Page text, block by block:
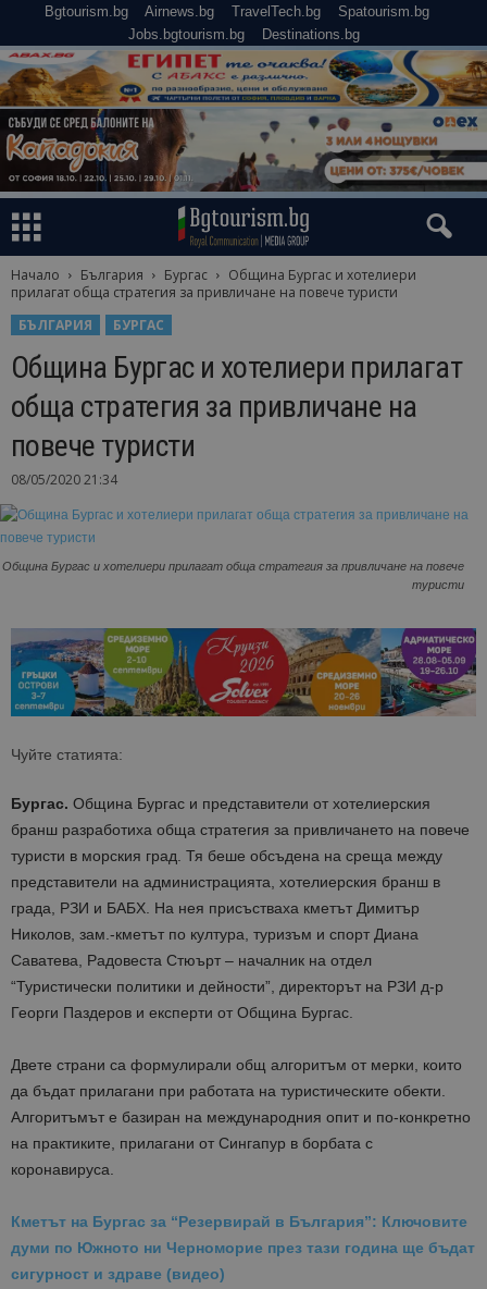
Bgtourism.bg Airnews.bg TravelTech.bg
Spatourism.bg
Jobs.bgtourism.bg
Destinations.bg
Начало България Бургас
Община Бургас и хотелиери
прилагат обща стратегия за привличане на повече туристи
БЪЛГАРИЯ
БУРГАС
Община Бургас и хотелиери прилагат
обща стратегия за привличане на
повече туристи
08/05/2020 21:34
Община Бургас и хотелиери прилагат обща стратегия за привличане на повече
туристи
Чуйте статията:
Бургас. Община Бургас и представители от хотелиерския
бранш разработиха обща стратегия за привличането на повече
туристи в морския град. Тя беше обсъдена на среща между
представители на администрацията, хотелиерския бранш в
града, РЗИ и БАБХ. На нея присъстваха кметът Димитър
Николов, зам.-кметът по култура, туризъм и спорт Диана
Саватева, Радовеста Стюърт – началник на отдел
“Туристически политики и дейности”, директорът на РЗИ д-р
Георги Паздеров и експерти от Община Бургас.
Двете страни са формулирали общ алгоритъм от мерки, които
да бъдат прилагани при работата на туристическите обекти.
Алгоритъмът е базиран на международния опит и по-конкретно
на практиките, прилагани от Сингапур в борбата с
коронавируса.
Кметът на Бургас за “Резервирай в България”: Ключовите
думи по Южното ни Черноморие през тази година ще бъдат
сигурност и здраве (видео)